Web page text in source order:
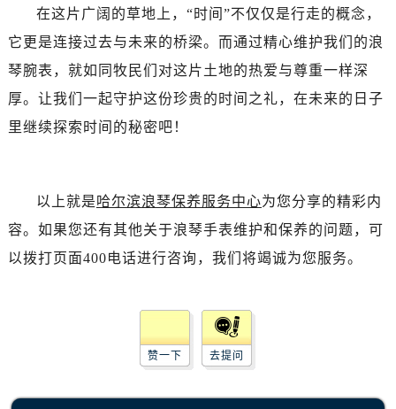
在这片广阔的草地上，“时间”不仅仅是行走的概念，
它更是连接过去与未来的桥梁。而通过精心维护我们的浪
琴腕表，就如同牧民们对这片土地的热爱与尊重一样深
厚。让我们一起守护这份珍贵的时间之礼，在未来的日子
里继续探索时间的秘密吧！
以上就是哈尔滨浪琴保养服务中心为您分享的精彩内
容。如果您还有其他关于浪琴手表维护和保养的问题，可
以拨打页面400电话进行咨询，我们将竭诚为您服务。
赞一下 去提问